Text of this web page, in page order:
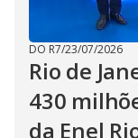
DO R7/23/07/2026
Rio de
430
da Enel